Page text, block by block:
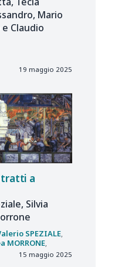
Mario
Claudio
19 maggio 2025
a
Silvia
SPEZIALE
MORRONE
15 maggio 2025